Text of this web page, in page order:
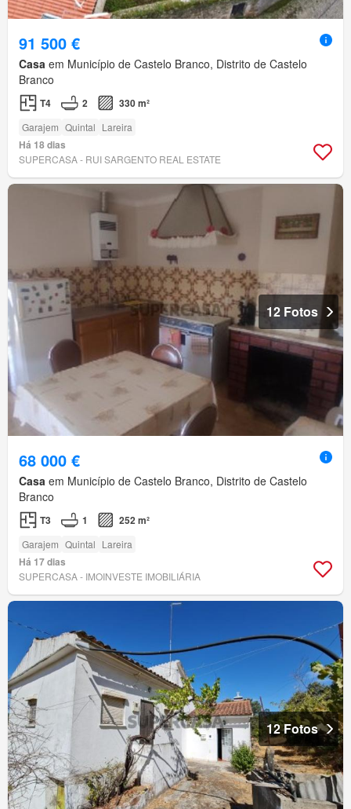
91 500 €
Casa em Município de Castelo Branco, Distrito de Castelo
Branco
T4 2 330 m²
Garajem Quintal Lareira
Há 18 dias
SUPERCASA - RUI SARGENTO REAL ESTATE
12 Fotos
68 000 €
Casa em Município de Castelo Branco, Distrito de Castelo
Branco
T3 1 252 m²
Garajem Quintal Lareira
Há 17 dias
SUPERCASA - IMOINVESTE IMOBILIÁRIA
12 Fotos